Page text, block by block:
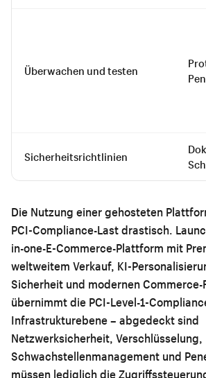
Überwachen und testen
Sicherheitsrichtlinien
Die Nutzung einer gehosteten
PCI-Compliance-Last drastisch.
in-one-E-Commerce-Plattform mit
weltweitem Verkauf, KI-
Sicherheit und modernen Commerce-
übernimmt die PCI-Level-1-
Infrastrukturebene – abgedeckt sind
Netzwerksicherheit, Verschlüsselung,
Schwachstellenmanagement und
müssen lediglich die